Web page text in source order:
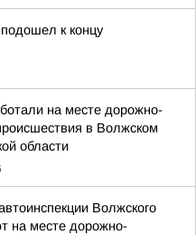
к концу
на месте дорожно-
в Волжском
области
Волжского
на месте дорожно-